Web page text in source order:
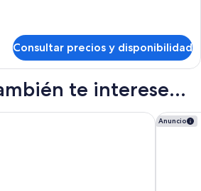
Consultar precios y disponibilidad
te interese...
Anuncio